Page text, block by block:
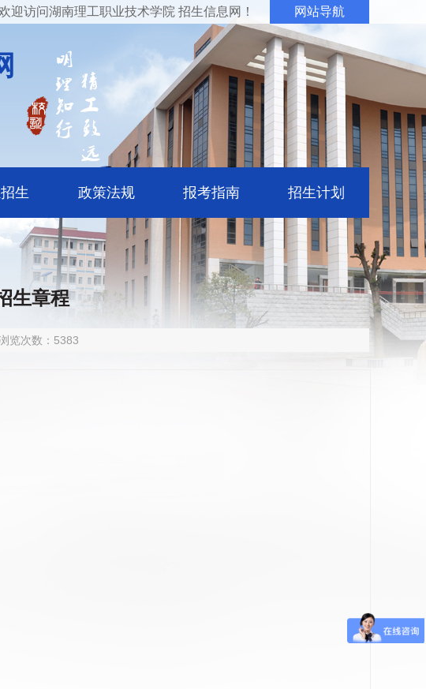
迎访问湖南理工职业技术学院 招生信息网！ 网站导航
生 政策法规 报考指南 招生计划
生章程
览次数： 5383